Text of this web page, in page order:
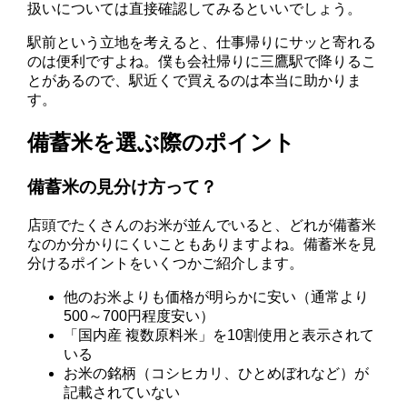
扱いについては直接確認してみるといいでしょう。
駅前という立地を考えると、仕事帰りにサッと寄れる
のは便利ですよね。僕も会社帰りに三鷹駅で降りるこ
とがあるので、駅近くで買えるのは本当に助かりま
す。
備蓄米を選ぶ際のポイント
備蓄米の見分け方って？
店頭でたくさんのお米が並んでいると、どれが備蓄米
なのか分かりにくいこともありますよね。備蓄米を見
分けるポイントをいくつかご紹介します。
他のお米よりも価格が明らかに安い（通常より
500～700円程度安い）
「国内産 複数原料米」を10割使用と表示されて
いる
お米の銘柄（コシヒカリ、ひとめぼれなど）が
記載されていない